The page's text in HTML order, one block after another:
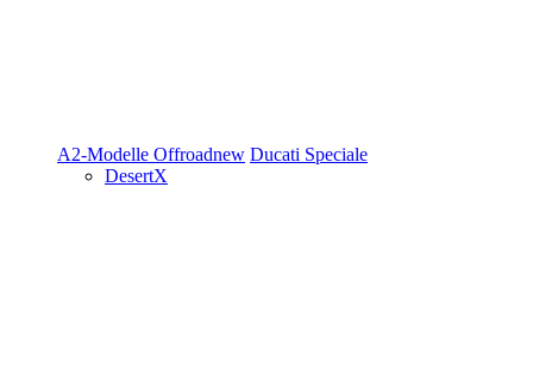
A2-Modelle Offroadnew Ducati Speciale
DesertX